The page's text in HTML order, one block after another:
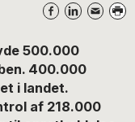
500.000
400.000
i landet.
af 218.000